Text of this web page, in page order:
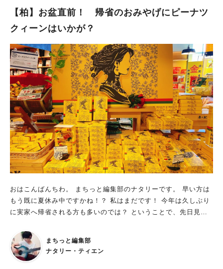
【柏】お盆直前！ 帰省のおみやげにピーナツ
クィーンはいかが？
おはこんばんちわ。 まちっと編集部のナタリーです。 早い方は
もう既に夏休み中ですかね！？ 私はまだです！ 今年は久しぶり
に実家へ帰省される方も多いのでは？ ということで、先日見か
まちっと編集部
ナタリー・ティエン